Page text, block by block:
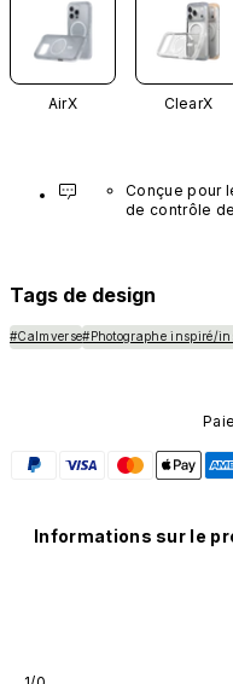
AirX ClearX
Conçue pour
de contrôle
Tags de design
#Calmverse#Photographe inspiré/
Informations sur le